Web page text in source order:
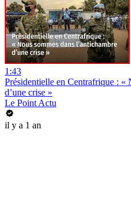
1:43
Présidentielle en Centrafrique : «
d’une crise »
Le Point Actu
il y a 1 an